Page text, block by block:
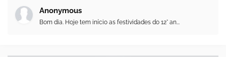
Anonymous
Bom dia. Hoje tem início as festividades do 12° an...